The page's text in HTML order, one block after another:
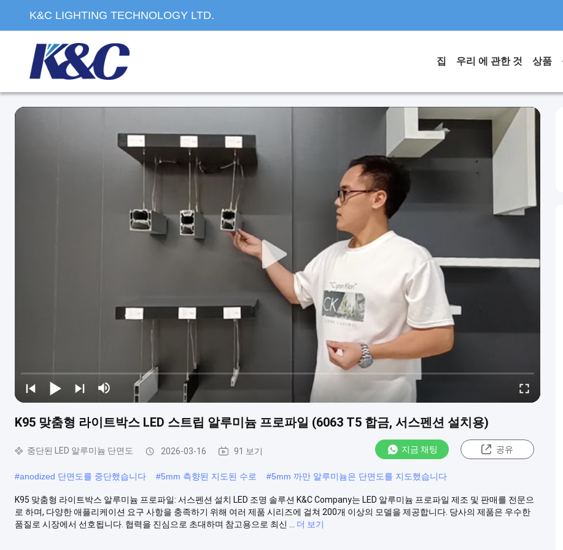
K&C LIGHTING TECHNOLOGY LTD.
집 우리 에 관한 것 상품
K95 맞춤형 라이트박스 LED 스트립 알루미늄 프로파일 (6063 T5 합금, 서스펜션 설치용)
중단된 LED 알루미늄 단면도 2026-03-16 91 보기 지금 채팅 공유
#anodized 단면도를 중단했습니다 #5mm 측향된 지도된 수로 #5mm 까만 알루미늄은 단면도를 지도했습니다
K95 맞춤형 라이트박스 알루미늄 프로파일: 서스펜션 설치 LED 조명 솔루션 K&C Company는 LED 알루미늄 프로파일 제조 및 판매를 전문으
로 하며, 다양한 애플리케이션 요구 사항을 충족하기 위해 여러 제품 시리즈에 걸쳐 200개 이상의 모델을 제공합니다. 당사의 제품은 우수한
품질로 시장에서 선호됩니다. 협력을 진심으로 초대하며 참고용으로 최신 ...
더 보기